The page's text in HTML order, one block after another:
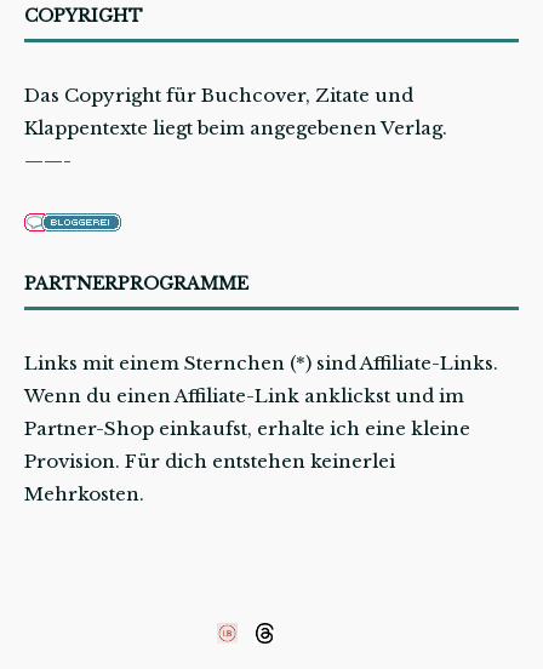
COPYRIGHT
Das Copyright für Buchcover, Zitate und
Klappentexte liegt beim angegebenen Verlag.
——-
PARTNERPROGRAMME
Links mit einem Sternchen (*) sind Affiliate-Links.
Wenn du einen Affiliate-Link anklickst und im
Partner-Shop einkaufst, erhalte ich eine kleine
Provision. Für dich entstehen keinerlei
Mehrkosten.